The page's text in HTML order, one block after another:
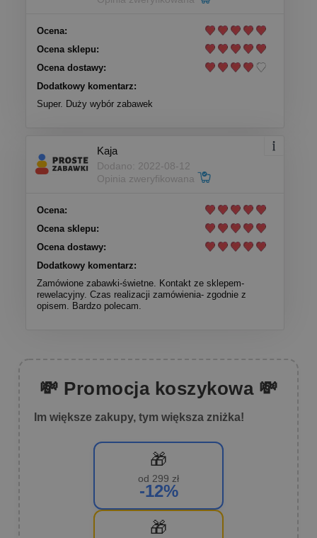
Ocena:
Ocena sklepu:
Ocena dostawy:
Dodatkowy komentarz:
Super. Duży wybór zabawek
Kaja
Dodano: 2022-08-12
Opinia zweryfikowana
Ocena:
Ocena sklepu:
Ocena dostawy:
Dodatkowy komentarz:
Zamówione zabawki-świetne. Kontakt ze sklepem-
rewelacyjny. Czas realizacji zamówienia- zgodnie z
opisem. Bardzo polecam.
💸 Promocja koszykowa 💸
Im większe zakupy, tym większa zniżka!
🎁
od 299 zł
-12%
🎁